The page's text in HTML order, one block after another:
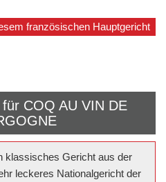
französischen Hauptgericht
für COQ AU VIN DE
klassisches Gericht aus der
leckeres Nationalgericht der